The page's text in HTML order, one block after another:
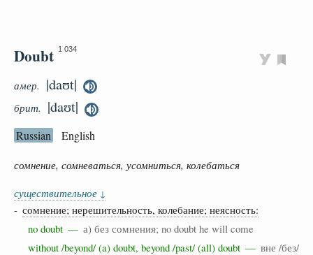
Doubt 1 034
амер. |daʊt|
брит. |daʊt|
Russian English
сомнение, сомневаться, усомниться, колебаться
существительное ↓
- сомнение; нерешительность, колебание; неясность:
no doubt — а) без сомнения; no doubt he will come
without /beyond/ (a) doubt, beyond /past/ (all) doubt — вне /без/